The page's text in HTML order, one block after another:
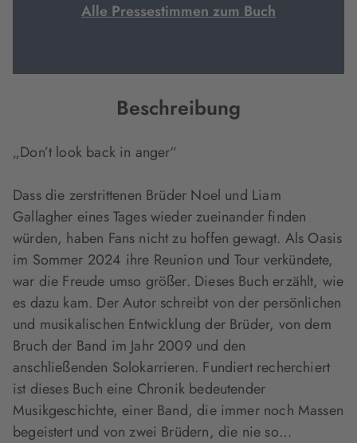
Alle Pressestimmen zum Buch
Beschreibung
„Don’t look back in anger“
Dass die zerstrittenen Brüder Noel und Liam
Gallagher eines Tages wieder zueinander finden
würden, haben Fans nicht zu hoffen gewagt. Als Oasis
im Sommer 2024 ihre Reunion und Tour verkündete,
war die Freude umso größer. Dieses Buch erzählt, wie
es dazu kam. Der Autor schreibt von der persönlichen
und musikalischen Entwicklung der Brüder, von dem
Bruch der Band im Jahr 2009 und den
anschließenden Solokarrieren. Fundiert recherchiert
ist dieses Buch eine Chronik bedeutender
Musikgeschichte, einer Band, die immer noch Massen
begeistert und von zwei Brüdern, die nie so…